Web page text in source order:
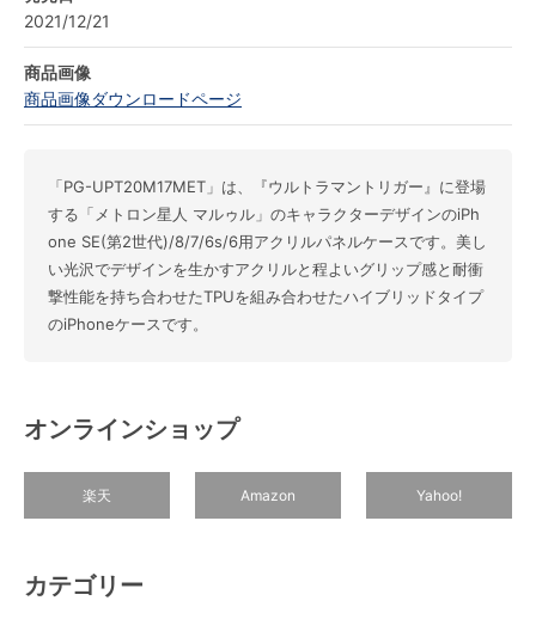
2021/12/21
商品画像
商品画像ダウンロードページ
「PG-UPT20M17MET」は、『ウルトラマントリガー』に登場
する「メトロン星人 マルゥル」のキャラクターデザインのiPh
one SE(第2世代)/8/7/6s/6用アクリルパネルケースです。美し
い光沢でデザインを生かすアクリルと程よいグリップ感と耐衝
撃性能を持ち合わせたTPUを組み合わせたハイブリッドタイプ
のiPhoneケースです。
オンラインショップ
楽天 Amazon Yahoo!
カテゴリー